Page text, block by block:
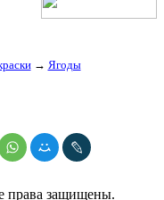
→ Ягоды
права защищены.